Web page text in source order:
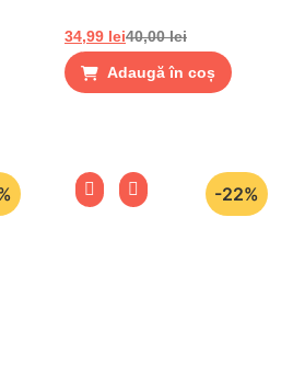
40,00lei
34,99 lei
Adaugă în coș
-22%